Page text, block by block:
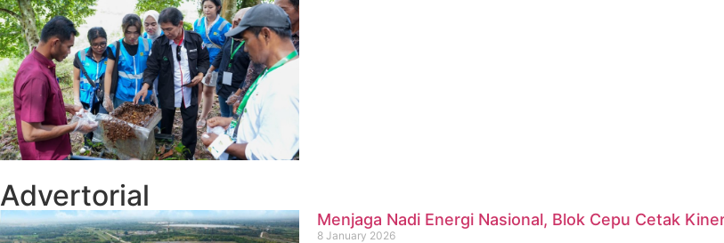
Advertorial
Menjaga Nadi Energi Nasional, Blok Cepu Cetak
8 January 2026